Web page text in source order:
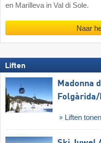
en Marilleva in Val di Sole.
Naar
Liften
Madonna
Liften tonen